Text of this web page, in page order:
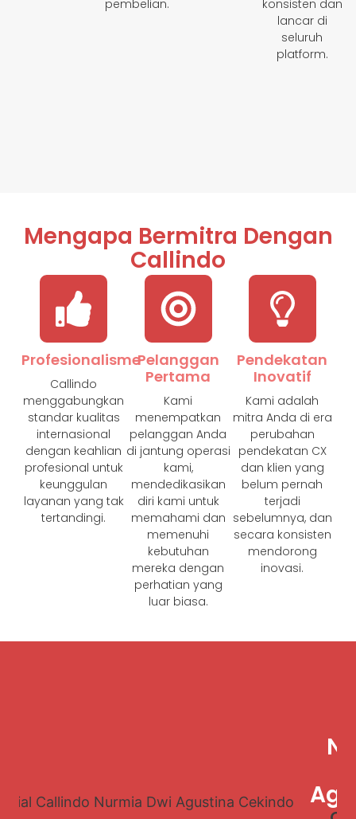
pembelian.
konsisten dan
lancar di
seluruh
platform.
Mengapa Bermitra Dengan
Callindo
Profesionalisme
Callindo
menggabungkan
standar kualitas
internasional
dengan keahlian
profesional untuk
keunggulan
layanan yang tak
tertandingi.
Pelanggan
Pertama
Kami
menempatkan
pelanggan Anda
di jantung operasi
kami,
mendedikasikan
diri kami untuk
memahami dan
memenuhi
kebutuhan
mereka dengan
perhatian yang
luar biasa.
Pendekatan
Inovatif
Kami adalah
mitra Anda di era
perubahan
pendekatan CX
dan klien yang
belum pernah
terjadi
sebelumnya, dan
secara konsisten
mendorong
inovasi.